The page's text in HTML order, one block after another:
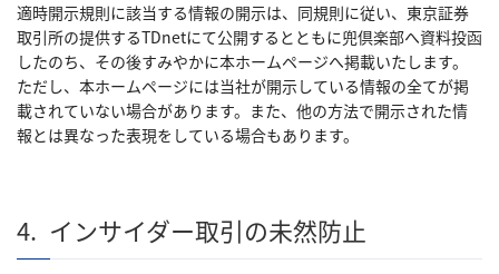
適時開示規則に該当する情報の開示は、同規則に従い、東京証券
取引所の提供するTDnetにて公開するとともに兜倶楽部へ資料投函
したのち、その後すみやかに本ホームページへ掲載いたします。
ただし、本ホームページには当社が開示している情報の全てが掲
載されていない場合があります。また、他の方法で開示された情
報とは異なった表現をしている場合もあります。
4. インサイダー取引の未然防止